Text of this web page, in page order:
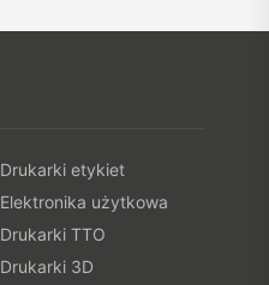
Drukarki etykiet
Elektronika użytkowa
Drukarki TTO
Drukarki 3D